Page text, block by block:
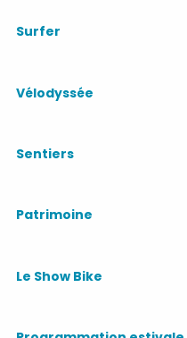
Surfer
Vélodyssée
Sentiers
Patrimoine
Le Show Bike
pro